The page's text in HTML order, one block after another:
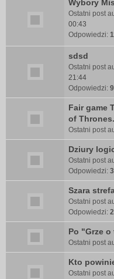
Wybory
Ostatni post
00:43
Odpowiedzi:
sdsd
Ostatni post
21:44
Odpowiedzi: 9
Fair game
of Thrones.
Ostatni post
Dziury
Ostatni post
Odpowiedzi:
Szara
Ostatni post
Odpowiedzi:
Po "Grze
Ostatni post
Kto
Ostatni post